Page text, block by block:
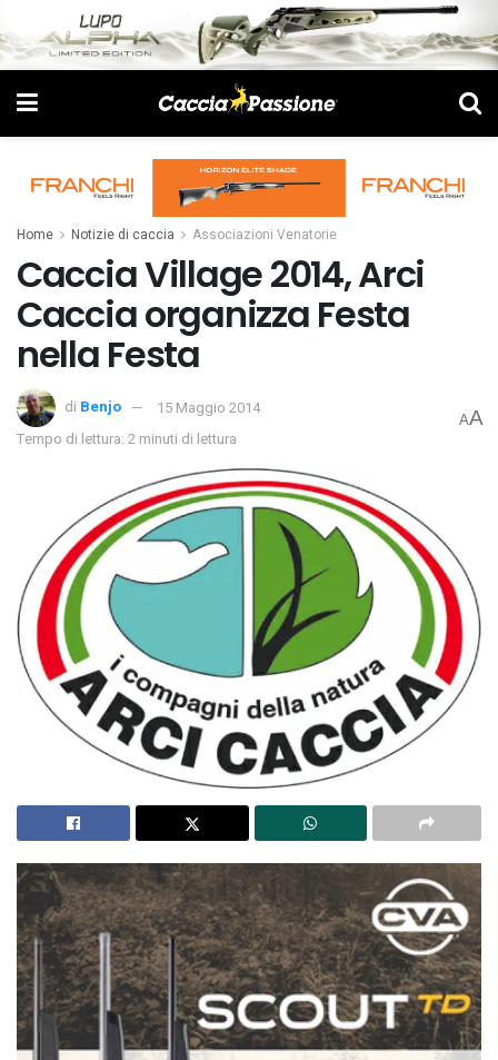
Home Notizie di caccia Associazioni Venatorie
Caccia Village 2014, Arci
Caccia organizza Festa
nella Festa
di Benjo
15 Maggio 2014
Tempo di lettura: 2 minuti di lettura
AA